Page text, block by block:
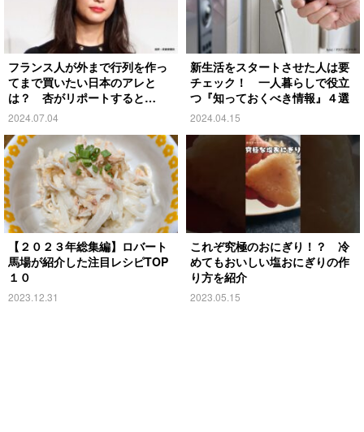
フランス人が外まで行列を作っ
てまで買いたい日本のアレと
は？ 杏がリポートすると…
2024.07.04
新生活をスタートさせた人は要
チェック！ 一人暮らしで役立
つ『知っておくべき情報』４選
2024.04.15
【２０２３年総集編】ロバート
馬場が紹介した注目レシピTOP
１０
2023.12.31
これぞ究極のおにぎり！？ 冷
めてもおいしい塩おにぎりの作
り方を紹介
2023.05.15